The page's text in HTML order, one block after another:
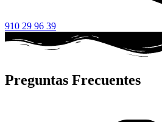
910 29 96 39
Preguntas Frecuentes